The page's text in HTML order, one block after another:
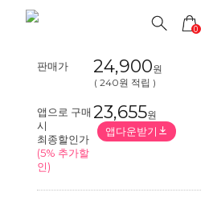
0
Next
판매가 24,900원
( 240원 적립 )
앱으로 구매
시
최종할인가
(5% 추가할
인)
23,655원
앱다운받기